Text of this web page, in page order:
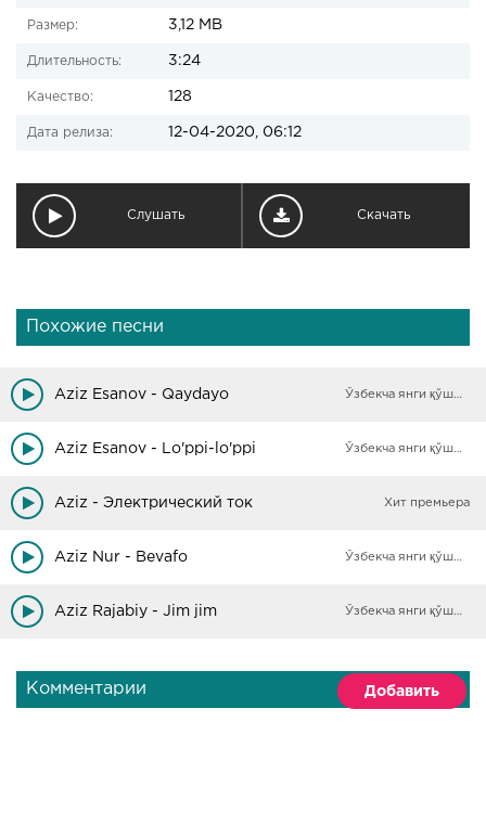
Размер: 3,12 MB
Длительность: 3:24
Качество: 128
Дата релиза: 12-04-2020, 06:12
Слушать Скачать
Похожие песни
Aziz Esanov - Qaydayo Ўзбекча янги қўшиқлар
Aziz Esanov - Lo'ppi-lo'ppi Ўзбекча янги қўшиқлар
Aziz - Электрический ток Хит премьера
Aziz Nur - Bevafo Ўзбекча янги қўшиқлар
Aziz Rajabiy - Jim jim Ўзбекча янги қўшиқлар
Комментарии Добавить